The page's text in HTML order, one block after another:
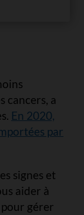
santé.
cancers, a
En 2020,
par
signes et
aider à
pour gérer